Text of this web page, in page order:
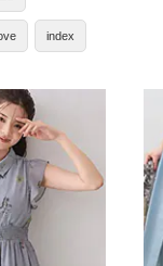
index